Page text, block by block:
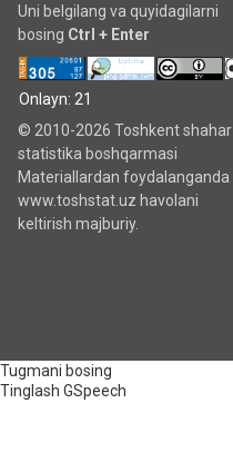
Uni belgilang va quyidagilarni
bosing Ctrl + Enter
Onlayn: 21
© 2010-2026 Toshkent shahar
statistika boshqarmasi
Materiallardan foydalanganda
www.toshstat.uz havolani
keltirish majburiy.
Tugmani bosing
Tinglash GSpeech